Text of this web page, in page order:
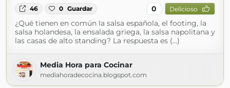
46 0 Guardar 0 Delicioso
¿Qué tienen en común la salsa española, el footing, la
salsa holandesa, la ensalada griega, la salsa napolitana y
las casas de alto standing? La respuesta es (...)
Media Hora para Cocinar
mediahoradecocina.blogspot.com